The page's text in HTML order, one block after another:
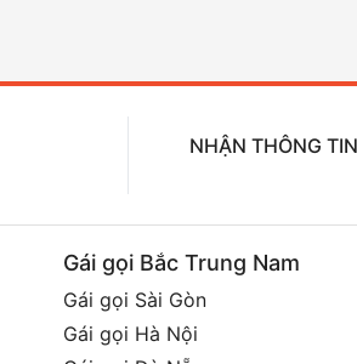
NHẬN THÔNG
Gái gọi Bắc Trung Nam
Gái gọi Sài Gòn
Gái gọi Hà Nội